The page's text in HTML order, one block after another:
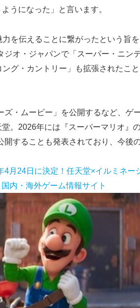
ようになった」と言います。
を伝えることに繋がったという旨を
オ・ジャパンで「スーパー・ニン
グ・カントリー」も拡張されたこと
・ムービー」を公開するなど、ゲ
。2026年には『スーパーマリオ』
することも発表されており、今後
4月24日に決定！任天堂×イルミネー
内・海外ゲーム情報サイト